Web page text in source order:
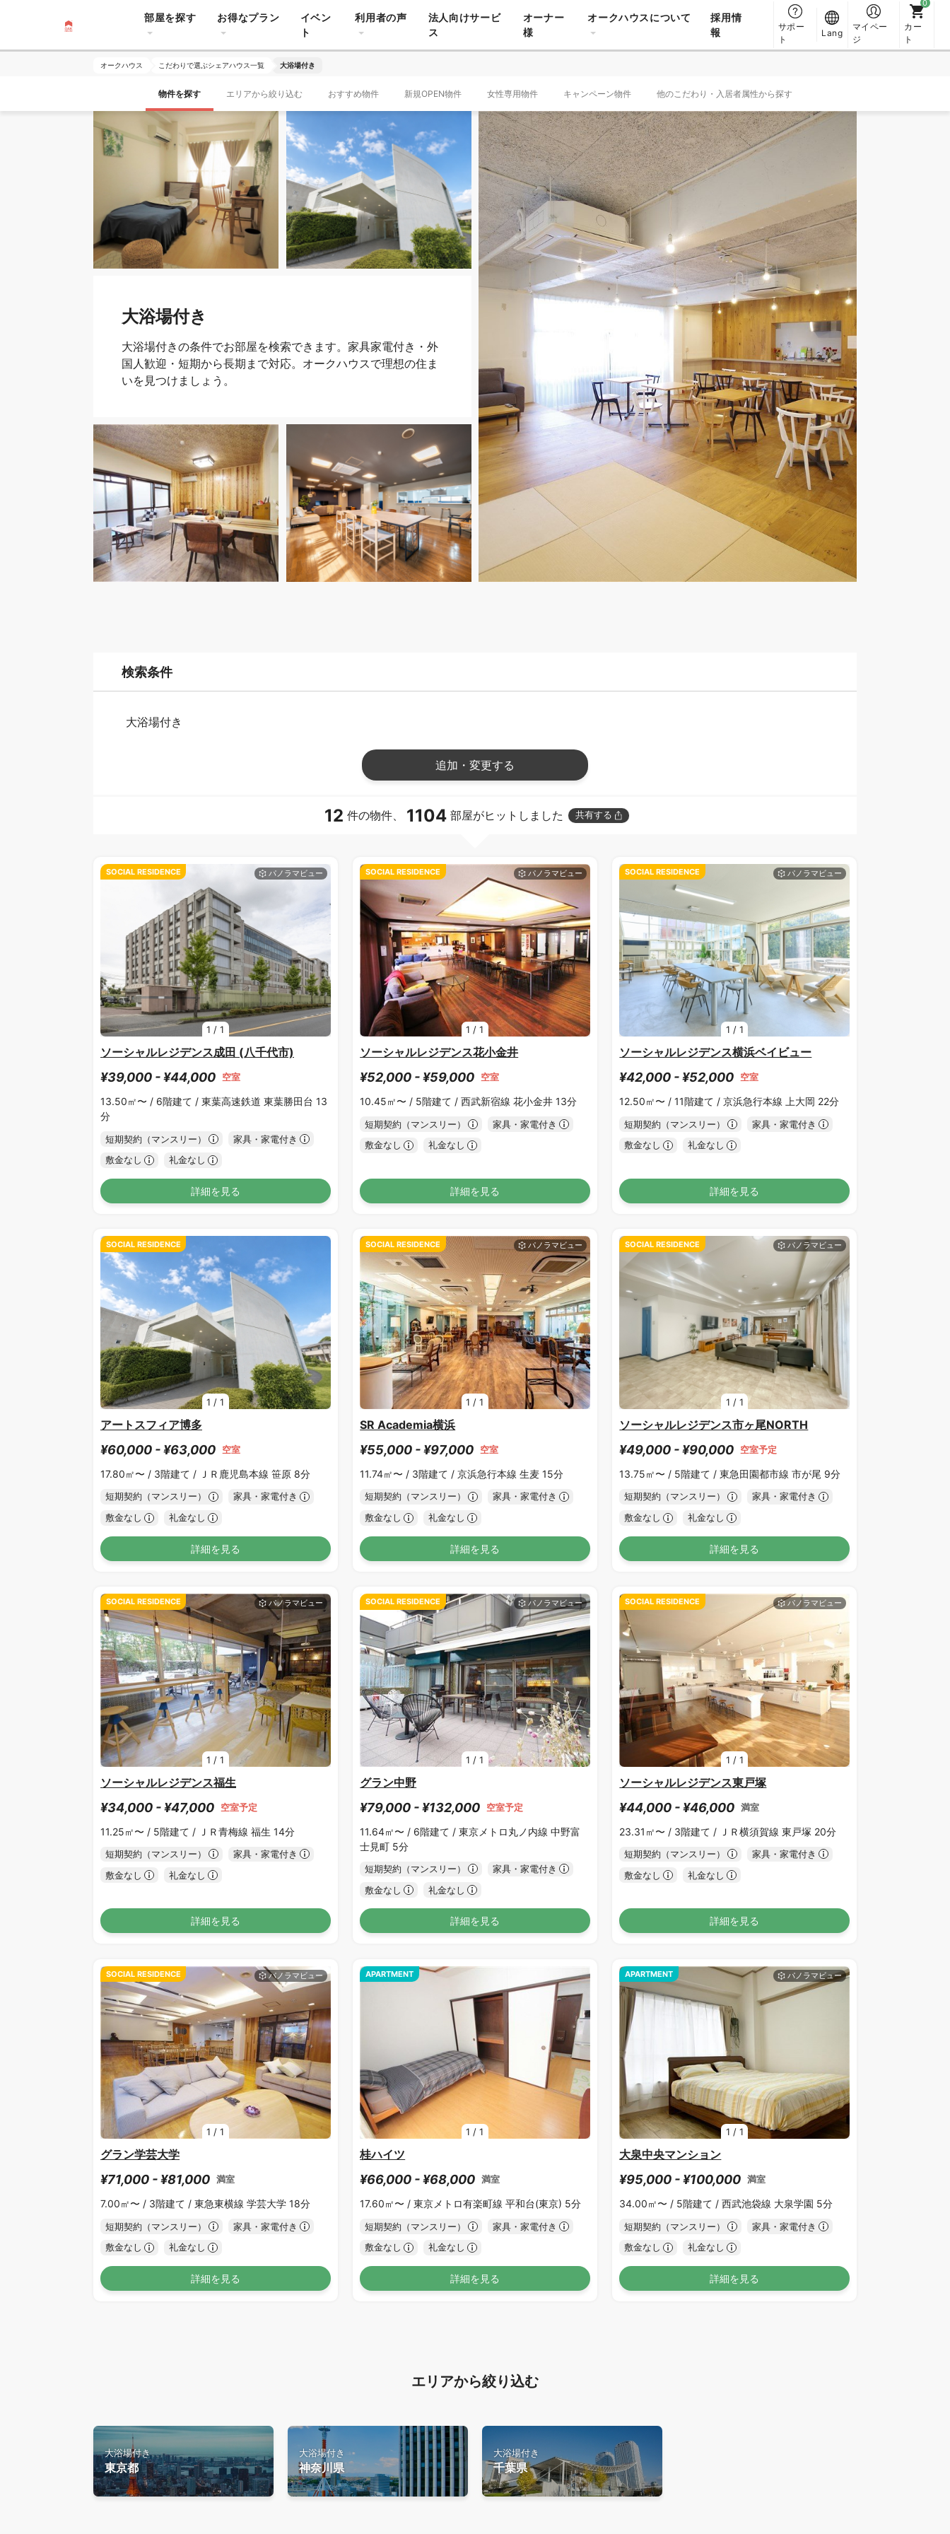
部屋を探す お得なプラン
イベン
ト
利用者の声
法人向けサービ
ス
オーナー
様
オークハウスについて
採用情
報
サポー
ト
Lang
マイペー
ジ
カー
ト
オークハウス こだわりで選ぶシェアハウス一覧 大浴場付き
物件を探す エリアから絞り込む おすすめ物件 新規OPEN物件 女性専用物件 キャンペーン物件 他のこだわり・入居者属性から探す
大浴場付き
大浴場付きの条件でお部屋を検索できます。家具家電付き・外
国人歓迎・短期から長期まで対応。オークハウスで理想の住ま
いを見つけましょう。
検索条件
大浴場付き
追加・変更する
12 件の物件、 1104 部屋がヒットしました 共有する
1 /1
SOCIAL RESIDENCE
ソーシャルレジデンス成田 (八千代市)
¥39,000 - ¥44,000 空室
13.50㎡〜 / 6階建て / 東葉高速鉄道 東葉勝田台 13
分
短期契約（マンスリー）
家具・家電付き
敷金なし
礼金なし
詳細を見る
1 /1
SOCIAL RESIDENCE
ソーシャルレジデンス花小金井
¥52,000 - ¥59,000 空室
10.45㎡〜 / 5階建て /西武新宿線 花小金井 13分
短期契約（マンスリー）
家具・家電付き
敷金なし
礼金なし
詳細を見る
1 / 1
SOCIAL RESIDENCE
ソーシャルレジデンス横浜ベイビュー
¥42,000 - ¥52,000 空室
12.50㎡〜 /11階建て /京浜急行本線 上大岡 22分
短期契約（マンスリー）
家具・家電付き
敷金なし
礼金なし
詳細を見る
1 /1
SOCIAL RESIDENCE
アートスフィア博多
¥60,000 - ¥63,000 空室
17.80㎡〜 / 3階建て / ＪＲ鹿児島本線 笹原 8分
短期契約（マンスリー）
家具・家電付き
敷金なし
礼金なし
詳細を見る
1 /1
SOCIAL RESIDENCE
SR Academia横浜
¥55,000 - ¥97,000 空室
11.74㎡〜 / 3階建て /京浜急行本線 生麦 15分
短期契約（マンスリー）
家具・家電付き
敷金なし
礼金なし
詳細を見る
1 / 1
SOCIAL RESIDENCE
ソーシャルレジデンス市ヶ尾NORTH
¥49,000 - ¥90,000 空室予定
13.75㎡〜 / 5階建て /東急田園都市線 市が尾 9分
短期契約（マンスリー）
家具・家電付き
敷金なし
礼金なし
詳細を見る
1 /1
SOCIAL RESIDENCE
ソーシャルレジデンス福生
¥34,000 - ¥47,000 空室予定
11.25㎡〜 / 5階建て / ＪＲ青梅線 福生 14分
短期契約（マンスリー）
家具・家電付き
敷金なし
礼金なし
詳細を見る
1 /1
SOCIAL RESIDENCE
グラン中野
¥79,000 - ¥132,000 空室予定
11.64㎡〜 / 6階建て /東京メトロ丸ノ内線 中野富
士見町 5分
短期契約（マンスリー）
家具・家電付き
敷金なし
礼金なし
詳細を見る
1 / 1
SOCIAL RESIDENCE
ソーシャルレジデンス東戸塚
¥44,000 - ¥46,000 満室
23.31㎡〜 / 3階建て / ＪＲ横須賀線 東戸塚 20分
短期契約（マンスリー）
家具・家電付き
敷金なし
礼金なし
詳細を見る
1 /1
SOCIAL RESIDENCE
グラン学芸大学
¥71,000 - ¥81,000 満室
7.00㎡〜 / 3階建て / 東急東横線 学芸大学 18分
短期契約（マンスリー）
家具・家電付き
敷金なし
礼金なし
詳細を見る
1 /1
APARTMENT
桂ハイツ
¥66,000 - ¥68,000 満室
17.60㎡〜 /東京メトロ有楽町線 平和台(東京) 5分
短期契約（マンスリー）
家具・家電付き
敷金なし
礼金なし
詳細を見る
1 / 1
APARTMENT
大泉中央マンション
¥95,000 - ¥100,000 満室
34.00㎡〜 / 5階建て /西武池袋線 大泉学園 5分
短期契約（マンスリー）
家具・家電付き
敷金なし
礼金なし
詳細を見る
エリアから絞り込む
大浴場付き
東京都
大浴場付き
神奈川県
大浴場付き
千葉県